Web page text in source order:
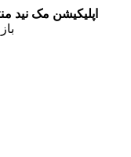
اپلیکیشن مک نید